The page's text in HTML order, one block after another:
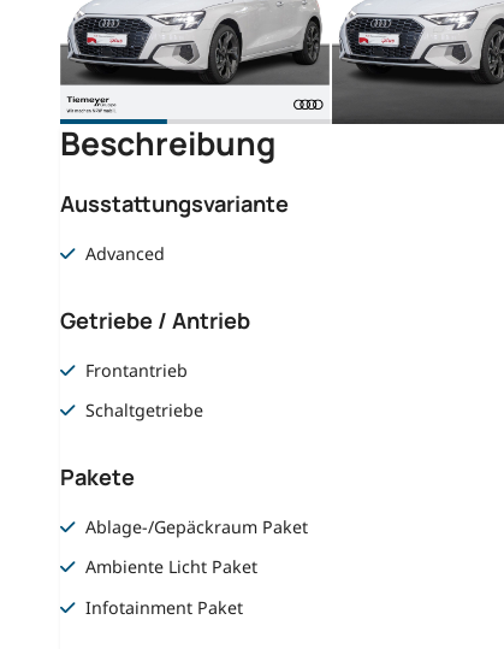
Beschreibung
Ausstattungsvariante
Advanced
Getriebe / Antrieb
Frontantrieb
Schaltgetriebe
Pakete
Ablage-/Gepäckraum Paket
Ambiente Licht Paket
Infotainment Paket